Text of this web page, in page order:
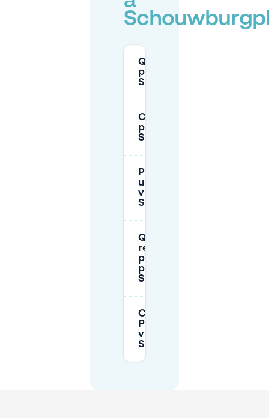
Qual è il costo del
parcheggio a
Schouwburgplein?
C'è un garage
presso Pathé
Schouwburgplein?
Posso prenotare
un posto auto
vicino a
Schouwburgplein?
Quali sono le
regole di
parcheggio
pubblico intorno a
Schouwburgplein?
Ci sono opzioni
Park and Ride
vicino a
Schouwburgplein?